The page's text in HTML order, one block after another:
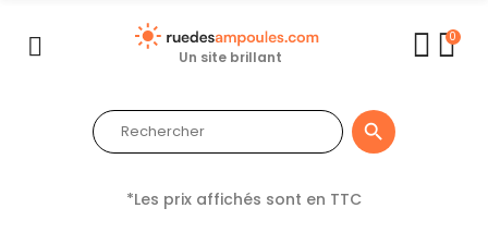
Un site brillant
0

*Les prix affichés sont en TTC